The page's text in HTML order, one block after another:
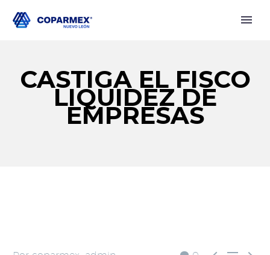
CASTIGA EL FISCO
LIQUIDEZ DE
EMPRESAS